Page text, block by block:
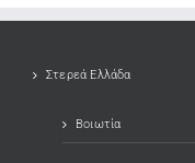
Στερεά Ελλάδα
Βοιωτία